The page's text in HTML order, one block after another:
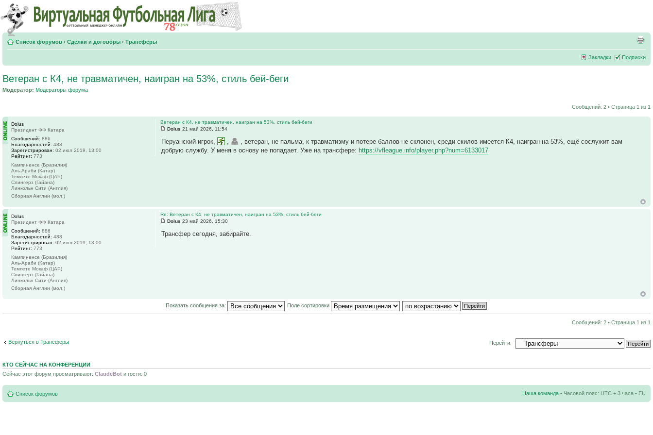
Список форумов ‹ Сделки и договоры ‹ Трансферы
Закладки Подписки
Ветеран с К4, не травматичен, наигран на 53%, стиль бей-беги
Модератор: Модераторы форума
Сообщений: 2 • Страница 1 из 1
Ветеран с К4, не травматичен, наигран на 53%, стиль бей-беги
Dolus 21 май 2026, 11:54
Перуанский игрок,
, ветеран, не пальма, к травматизму и потере баллов не склонен, среди скилов имеется К4, наигран на 53%, ещё сослужит вам
добрую службу. У меня в основу не попадает. Уже на трансфере: https://vfleague.info/player.php?num=6133017
Dolus
Президент ФФ Катара
Сообщений: 886
Благодарностей: 488
Зарегистрирован: 02 июл 2019, 13:00
Рейтинг: 773
Кампиненсе (Бразилия)
Аль-Араби (Катар)
Темпете Мокаф (ЦАР)
Слингерз (Гайана)
Линкольн Сити (Англия)
Сборная Англии (мол.)
Re: Ветеран с К4, не травматичен, наигран на 53%, стиль бей-беги
Dolus 23 май 2026, 15:30
Трансфер сегодня, забирайте.
Dolus
Президент ФФ Катара
Сообщений: 886
Благодарностей: 488
Зарегистрирован: 02 июл 2019, 13:00
Рейтинг: 773
Кампиненсе (Бразилия)
Аль-Араби (Катар)
Темпете Мокаф (ЦАР)
Слингерз (Гайана)
Линкольн Сити (Англия)
Сборная Англии (мол.)
Показать сообщения за: Поле сортировки
Сообщений: 2 • Страница 1 из 1
Вернуться в Трансферы Перейти:
КТО СЕЙЧАС НА КОНФЕРЕНЦИИ
Сейчас этот форум просматривают: ClaudeBot и гости: 0
Список форумов Наша команда • Часовой пояс: UTC + 3 часа • EU